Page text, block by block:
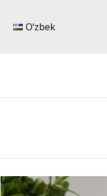
Oʻzbek